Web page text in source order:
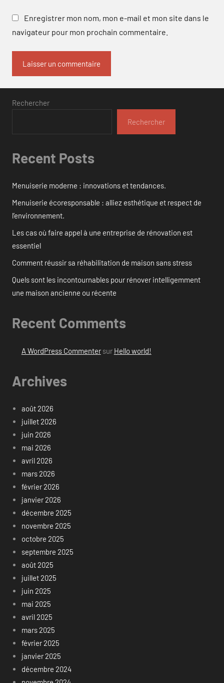
Enregistrer mon nom, mon e-mail et mon site dans le
navigateur pour mon prochain commentaire.
Rechercher
Rechercher
Recent Posts
Menuiserie moderne : innovations et tendances.
Menuiserie écoresponsable : alliez esthétique et respect de
l’environnement.
Les cas où faire appel à une entreprise de rénovation est
essentiel
Comment réussir sa réhabilitation de maison sans stress
Quels sont les incontournables pour rénover intelligemment
une maison ancienne ou récente
Recent Comments
A WordPress Commentersur Hello world!
Archives
août 2026
juillet 2026
juin 2026
mai 2026
avril 2026
mars 2026
février 2026
janvier 2026
décembre 2025
novembre 2025
octobre 2025
septembre 2025
août 2025
juillet 2025
juin 2025
mai 2025
avril 2025
mars 2025
février 2025
janvier 2025
décembre 2024